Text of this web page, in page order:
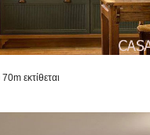
εκτίθεται